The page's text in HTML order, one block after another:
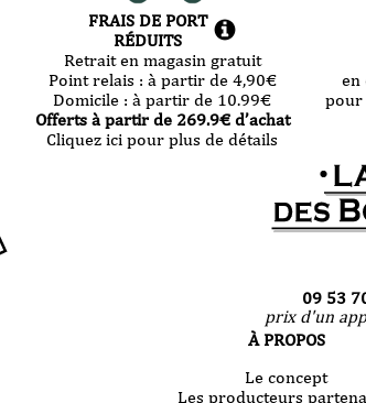
FRAIS DE PORT
RÉDUITS
Retrait en magasin gratuit
Point relais : à partir de 4,90€
Domicile :à partir de 10.99€
Offerts à partir de 269.9€ d’achat
Cliquez ici pour plus de détails
en
pour
09 53
prix d'un
À PROPOS
Le concept
Les producteurs